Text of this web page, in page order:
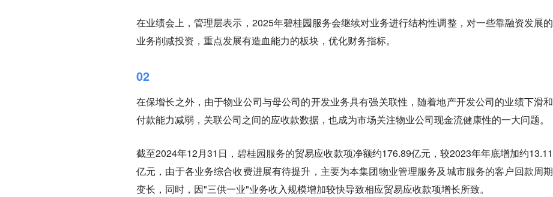
在业绩会上，管理层表示，2025年碧桂园服务会继续对业务进行结构性调整，对一些靠融资发展的
业务削减投资，重点发展有造血能力的板块，优化财务指标。
02
在保增长之外，由于物业公司与母公司的开发业务具有强关联性，随着地产开发公司的业绩下滑和
付款能力减弱，关联公司之间的应收款数据，也成为市场关注物业公司现金流健康性的一大问题。
截至2024年12月31日，碧桂园服务的贸易应收款项净额约176.89亿元，较2023年年底增加约13.11
亿元，由于各业务综合收费进展有待提升，主要为本集团物业管理服务及城市服务的客户回款周期
变长，同时，因"三供一业"业务收入规模增加较快导致相应贸易应收款项增长所致。